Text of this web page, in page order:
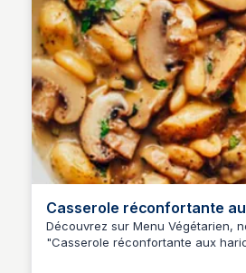
Casserole réconfortante
blancs et champignons
Découvrez sur Menu Végétarien,
"Casserole réconfortante aux